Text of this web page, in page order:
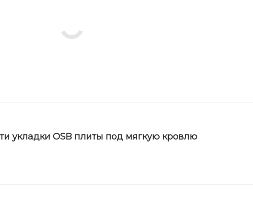
укладки OSB плиты под мягкую кровлю